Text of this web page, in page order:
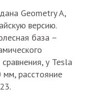
Geometry A,
версию.
база –
у Tesla
расстояние